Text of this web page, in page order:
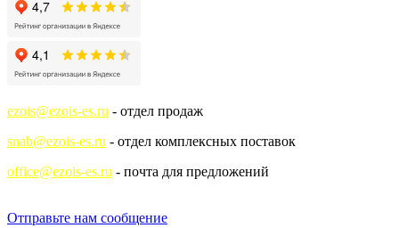
ezois@ezois-es.ru - отдел продаж
snab@ezois-es.ru - отдел комплексных поставок
office@ezois-es.ru - почта для предложений
Отправьте нам сообщение